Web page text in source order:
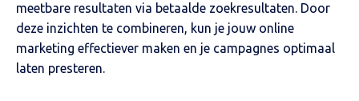
meetbare resultaten via betaalde zoekresultaten. Door
deze inzichten te combineren, kun je jouw online
marketing effectiever maken en je campagnes optimaal
laten presteren.